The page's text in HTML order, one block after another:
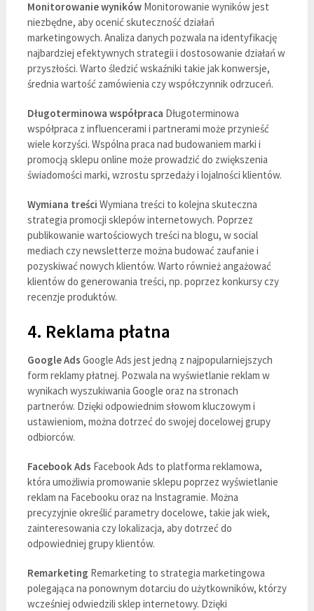
Monitorowanie wynikówMonitorowanie wyników jest
niezbędne, aby ocenić skuteczność działań
marketingowych. Analiza danych pozwala na identyfikację
najbardziej efektywnych strategii i dostosowanie działań w
przyszłości. Warto śledzić wskaźniki takie jak konwersje,
średnia wartość zamówienia czy współczynnik odrzuceń.
Długoterminowa współpraca Długoterminowa
współpraca z influencerami i partnerami może przynieść
wiele korzyści. Wspólna praca nad budowaniem marki i
promocją sklepu online może prowadzić do zwiększenia
świadomości marki, wzrostu sprzedaży i lojalności klientów.
Wymiana treści Wymiana treści to kolejna skuteczna
strategia promocji sklepów internetowych. Poprzez
publikowanie wartościowych treści na blogu, w social
mediach czy newsletterze można budować zaufanie i
pozyskiwać nowych klientów. Warto również angażować
klientów do generowania treści, np. poprzez konkursy czy
recenzje produktów.
4. Reklama płatna
Google Ads Google Ads jest jedną z najpopularniejszych
form reklamy płatnej. Pozwala na wyświetlanie reklam w
wynikach wyszukiwania Google oraz na stronach
partnerów. Dzięki odpowiednim słowom kluczowym i
ustawieniom, można dotrzeć do swojej docelowej grupy
odbiorców.
Facebook Ads Facebook Ads to platforma reklamowa,
która umożliwia promowanie sklepu poprzez wyświetlanie
reklam na Facebooku oraz na Instagramie. Można
precyzyjnie określić parametry docelowe, takie jak wiek,
zainteresowania czy lokalizacja, aby dotrzeć do
odpowiedniej grupy klientów.
Remarketing Remarketing to strategia marketingowa
polegająca na ponownym dotarciu do użytkowników, którzy
wcześniej odwiedzili sklep internetowy. Dzięki